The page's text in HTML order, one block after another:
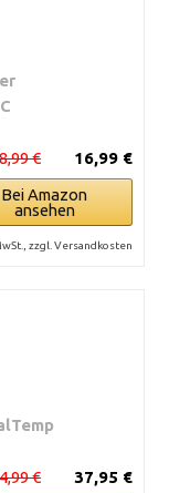
16,99 €
€
Bei Amazon
ansehen
zzgl. Versandkosten
37,95 €
€